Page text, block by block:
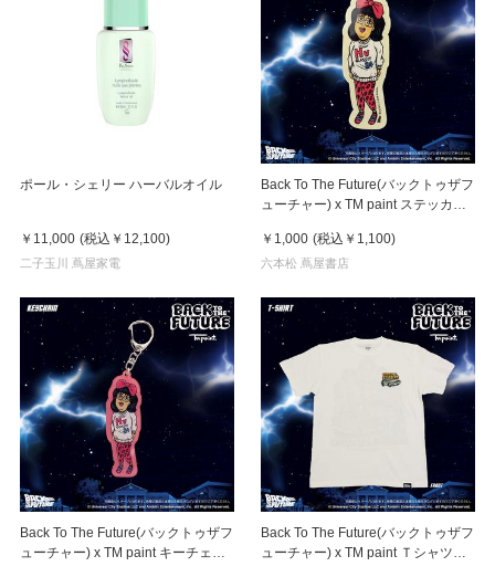
ポール・シェリー ハーバルオイル
￥11,000 (税込 ￥12,100)
二子玉川 蔦屋家電
Back To The Future(バックトゥザフ
ューチャー) x TM paint ステッカー
￥1,000 (税込 ￥1,100)
六本松 蔦屋書店
Back To The Future(バックトゥザフ
ューチャー) x TM paint キーチェー
Back To The Future(バックトゥザフ
ューチャー) x TM paint Ｔシャツ